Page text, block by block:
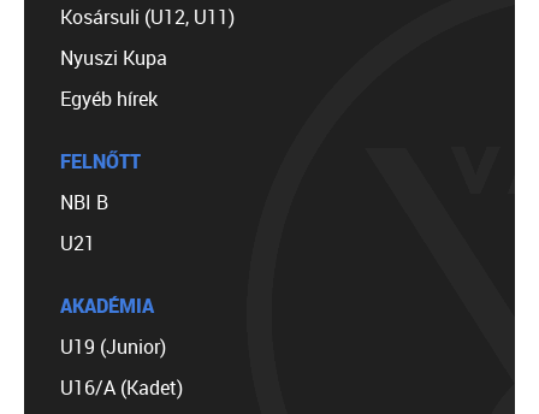
Kosársuli (U12, U11)
Nyuszi Kupa
Egyéb hírek
FELNŐTT
NBI B
U21
AKADÉMIA
U19 (Junior)
U16/A (Kadet)